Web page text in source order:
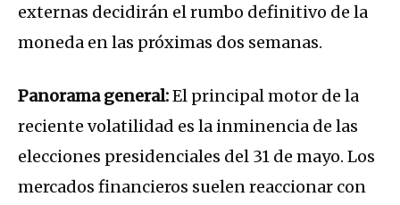
externas decidirán el rumbo definitivo de la
moneda en las próximas dos semanas.
Panorama general:El principal motor de la
reciente volatilidad es la inminencia de las
elecciones presidenciales del 31 de mayo. Los
mercados financieros suelen reaccionar con